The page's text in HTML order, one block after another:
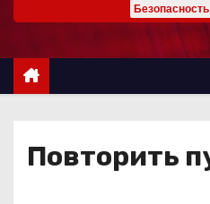
ж
Безопасность
Повторить